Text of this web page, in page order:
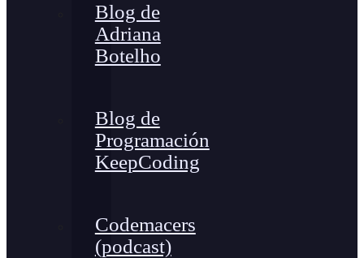
Blog de
Adriana
Botelho
Blog de
Programación
KeepCoding
Codemacers
(podcast)